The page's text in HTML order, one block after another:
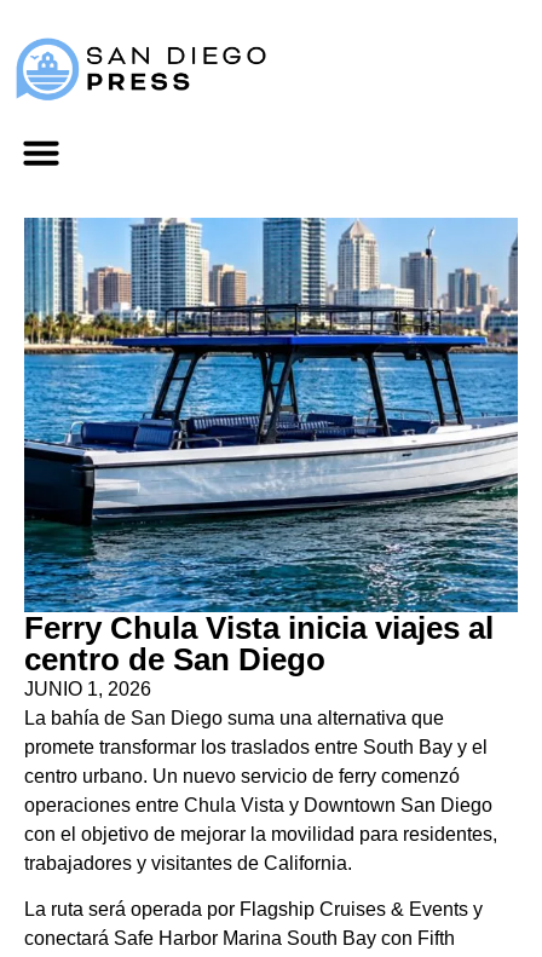
Ferry Chula Vista inicia viajes al
centro de San Diego
JUNIO 1, 2026
La bahía de San Diego suma una alternativa que
promete transformar los traslados entre South Bay y el
centro urbano. Un nuevo servicio de ferry comenzó
operaciones entre Chula Vista y Downtown San Diego
con el objetivo de mejorar la movilidad para residentes,
trabajadores y visitantes de California.
La ruta será operada por Flagship Cruises & Events y
conectará Safe Harbor Marina South Bay con Fifth